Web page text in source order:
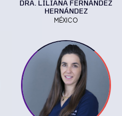
DRA. LILIANA FERNÁNDEZ
HERNÁNDEZ
MÉXICO